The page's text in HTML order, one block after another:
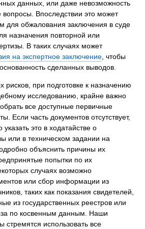
данных, или даже невозможность
вопросы. Впоследствии это может
для обжалования заключения в суде
назначения повторной или
В таких случаях может
на экспертное заключение, чтобы
сделанных выводов.
рисков, при подготовке к назначению
исследованию, крайне важно
все доступные первичные
Если часть документов отсутствует,
это в ходатайстве о
или в техническом задании на
объяснить причины их
попытки по их
случаях возможно
или сбор информации из
таких как показания свидетелей,
из государственных реестров или
по косвенным данным. Наши
стремятся использовать все